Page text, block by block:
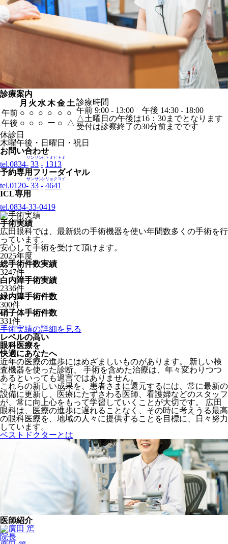
診療案内
月 火 水木金 土
午前 ○ ○ ○ ○ ○ ○
午後 ○ ○ ○ ー ○ △
診療時間
午前 9:00 - 13:00 午後 14:30 - 18:00
△土曜日の午後は16：30までとなります
受付は診察終了の30分前までです
休診日
木曜午後・日曜日・祝日
お問い合わせ
tel.0834- 33
サンサン
- 1313
ヒトミヒトミ
予約専用フリーダイヤル
tel.0120- 33
サンサン
- 4641
シリョクヨイ
ICL専用
tel.0834-33-0419
手術実績
広田眼科では、最新鋭の手術機器を使い年間数多くの手術を行
っています。
安心して手術を受けて頂けます。
2025年度
総手術件数実績
3247件
白内障手術実績
2336件
緑内障手術件数
300件
硝子体手術件数
331件
手術実績の詳細を見る
レベルの高い
眼科医療を
快適にあなたへ
近年の医療の進歩にはめざましいものがあります。 新しい検
査機器を使った診断、 手術を含めた治療は、年々変わりつつ
あるといっても過言ではありません。
これらの新しい成果を、患者さまに還元するには、常に最新の
設備に更新し、医療にたずさわる医師、看護婦などのスタッフ
が、常に向上心をもって学習していくことが大切です。 広田
眼科は、医療の進歩に遅れることなく、その時に考えうる最高
の眼科医療を、地域の人々に提供することを目標に、日々努力
しています。
ベストドクターとは
医師紹介
院長